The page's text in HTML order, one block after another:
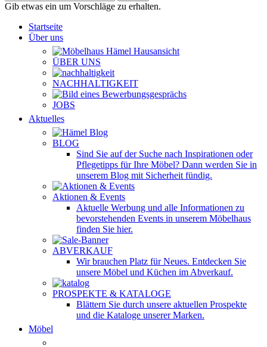
Gib etwas ein um Vorschläge zu erhalten.
Startseite
Über uns
ÜBER UNS
NACHHALTIGKEIT
JOBS
Aktuelles
BLOG
Sind Sie auf der Suche nach Inspirationen oder
Pflegetipps für Ihre Möbel? Dann werden Sie in
unserem Blog mit Sicherheit fündig.
Aktionen & Events
Aktuelle Werbung und alle Informationen zu
bevorstehenden Events in unserem Möbelhaus
finden Sie hier.
ABVERKAUF
Wir brauchen Platz für Neues. Entdecken Sie
unsere Möbel und Küchen im Abverkauf.
PROSPEKTE & KATALOGE
Blättern Sie durch unsere aktuellen Prospekte
und die Kataloge unserer Marken.
Möbel